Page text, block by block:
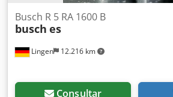
Lingen 12.216 km
Busch R 5 RA 1600 B
busch es
Consultar